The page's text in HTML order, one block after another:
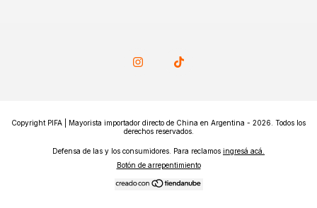
Copyright PIFA | Mayorista importador directo de China en Argentina - 2026. Todos los
derechos reservados.
Defensa de las y los consumidores. Para reclamos ingresá acá.
Botón de arrepentimiento